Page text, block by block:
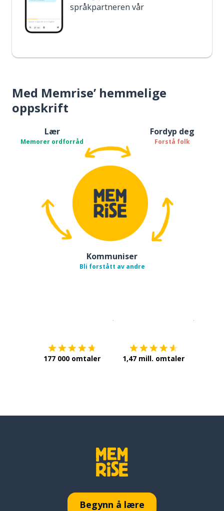
språkpartneren vår
Med Memrise’ hemmelige
oppskrift
Lær
Memorer ordforråd
Fordyp deg
Forstå folk
Kommuniser
Bli forstått av andre
177 000 omtaler 1,47 mill. omtaler
Begynn å lære